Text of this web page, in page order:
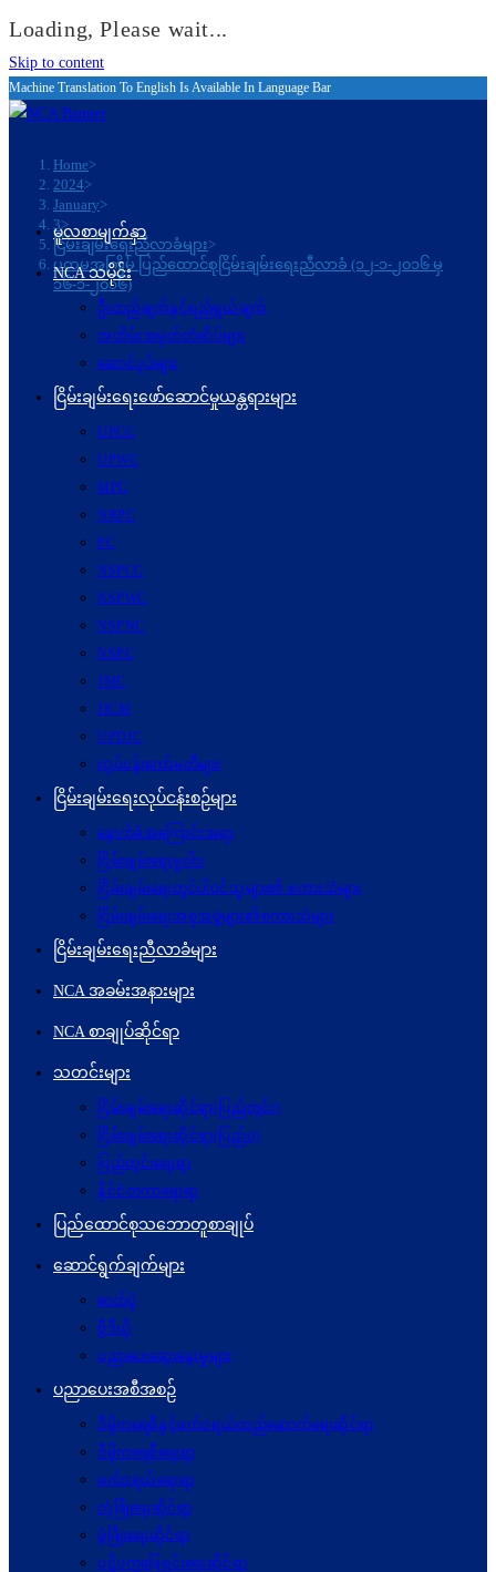
Loading, Please wait...
Skip to content
Machine Translation To English Is Available In Language Bar
Home>
2024>
January>
3>
ငြိမ်းချမ်းရေးညီလာခံများ>
ပထမအကြိမ် ပြည်ထောင်စုငြိမ်းချမ်းရေးညီလာခံ (၁၂-၁-၂၀၁၆ မှ
၁၆-၁-၂၀၁၆)
မူလစာမျက်နှာ
NCA သမိုင်း
ဦးတည်ချက်နှင့်ရည်ရွယ်ချက်
အထိမ်းအမှတ်တံဆိပ်များ
ဆောင်ပုဒ်များ
ငြိမ်းချမ်းရေးဖော်‌ဆောင်မှုယန္တရားများ
UPCC
UPWC
MPC
NRPC
PC
NSPCC
NSPWC
NSPNC
NSPC
JMC
JICM
UPDJC
လုပ်ငန်းကော်မတီများ
ငြိမ်းချမ်းရေးလုပ်ငန်းစဉ်များ
နောက်ခံအကြောင်းအရာ
ငြိမ်းချမ်းရေးမူဝါဒ
ငြိမ်းချမ်းရေးတွင်ပါဝင်သူများ၏ စကားသံများ
ငြိမ်းချမ်းရေးအစုအဖွဲ့များ၏စကားသံများ
ငြိမ်းချမ်းရေးညီလာခံများ
NCA အခမ်းအနားများ
NCA စာချုပ်ဆိုင်ရာ
သတင်းများ
ငြိမ်းချမ်းရေးဆိုင်ရာ(ပြည်တွင်း)
ငြိမ်းချမ်းရေးဆိုင်ရာ(ပြည်ပ)
ပြည်တွင်းရေးရာ
နိုင်ငံတကာရေးရာ
ပြည်ထောင်စုသဘောတူစာချုပ်
ဆောင်ရွက်ချက်များ
ဓာတ်ပုံ
ဗွီဒီယို
ပညာပေးဆွေးနွေးမှုများ
ပညာပေးအစီအစဉ်
ဒီမိုကရေစီနှင့်ဖက်ဒရယ်တည်ဆောက်ရေးဆိုင်ရာ
ဒီမိုကရေစီရေးရာ
ဖက်ဒရယ်ရေးရာ
လုံခြုံရေးဆိုင်ရာ
ဖွံဖြိုးရေးဆိုင်ရာ
ပဋိပက္ခ‌ဖြေရှင်းရေးဆိုင်ရာ